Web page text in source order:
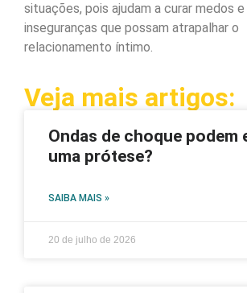
situações, pois ajudam a curar medos e
inseguranças que possam atrapalhar o
relacionamento íntimo.
Veja mais artigos:
Ondas de choque podem
uma prótese?
SAIBA MAIS »
20 de julho de 2026